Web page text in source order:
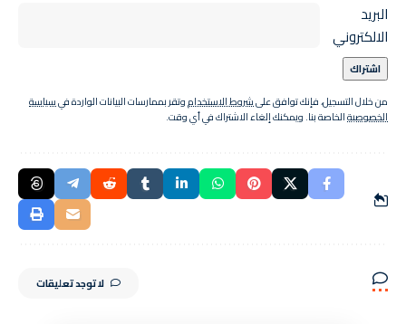
البريد
الالكتروني
من خلال التسجيل، فإنك توافق علىشروط الاستخداموتقر بممارسات البيانات الواردة فيسياسة
الخصوصيةالخاصة بنا. ويمكنك إلغاء الاشتراك في أي وقت.
لا توجد تعليقات